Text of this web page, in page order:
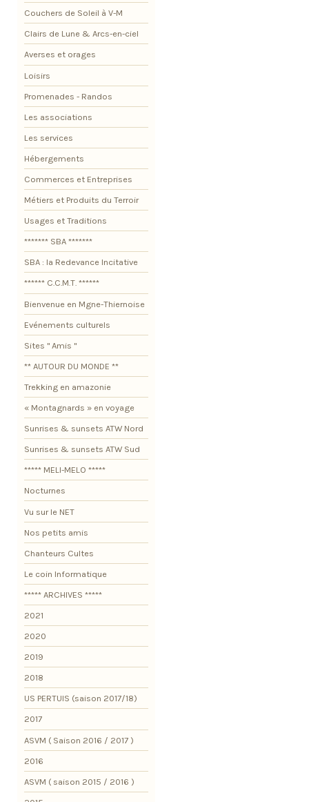
Couchers de Soleil à V-M
Clairs de Lune & Arcs-en-ciel
Averses et orages
Loisirs
Promenades - Randos
Les associations
Les services
Hébergements
Commerces et Entreprises
Métiers et Produits du Terroir
Usages et Traditions
******* SBA *******
SBA : la Redevance Incitative
****** C.C.M.T. ******
Bienvenue en Mgne-Thiernoise
Evénements culturels
Sites " Amis "
** AUTOUR DU MONDE **
Trekking en amazonie
« Montagnards » en voyage
Sunrises & sunsets ATW Nord
Sunrises & sunsets ATW Sud
***** MELI-MELO *****
Nocturnes
Vu sur le NET
Nos petits amis
Chanteurs Cultes
Le coin Informatique
***** ARCHIVES *****
2021
2020
2019
2018
US PERTUIS (saison 2017/18)
2017
ASVM ( Saison 2016 / 2017 )
2016
ASVM ( saison 2015 / 2016 )